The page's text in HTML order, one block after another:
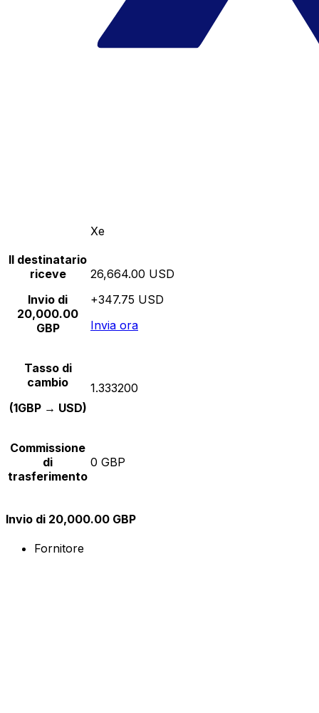
Xe
Il destinatario
riceve
Invio di
20,000.00
GBP
26,664.00 USD
+347.75 USD
Invia ora
Tasso di
cambio
(1GBP → USD)
1.333200
Commissione
di
trasferimento
0 GBP
Invio di 20,000.00 GBP
Fornitore